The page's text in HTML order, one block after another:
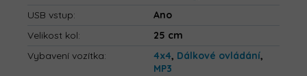
USB vstup:
Ano
Velikost kol:
25 cm
Vybavení vozítka: 4x4, Dálkové ovládání,
MP3